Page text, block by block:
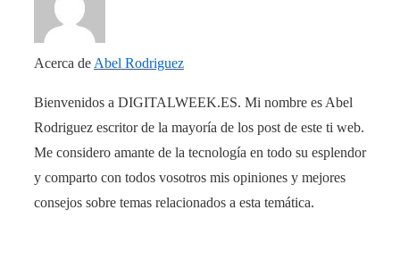
Acerca deAbel Rodriguez
Bienvenidos a DIGITALWEEK.ES. Mi nombre es Abel
Rodriguez escritor de la mayoría de los post de este ti web.
Me considero amante de la tecnología en todo su esplendor
y comparto con todos vosotros mis opiniones y mejores
consejos sobre temas relacionados a esta temática.